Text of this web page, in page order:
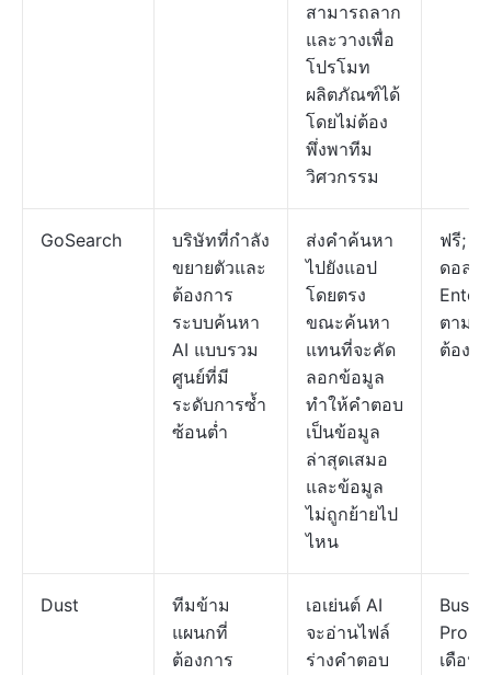
สามารถลาก
และวางเพื่อ
โปรโมท
ผลิตภัณฑ์ได้
โดยไม่ต้อง
พึ่งพาทีม
วิศวกรรม
GoSearch
บริษัทที่กำลัง
ขยายตัวและ
ต้องการ
ระบบค้นหา
AI แบบรวม
ศูนย์ที่มี
ระดับการซ้ำ
ซ้อนต่ำ
ส่งคำค้นหา
ไปยังแอป
โดยตรง
ขณะค้นหา
แทนที่จะคัด
ลอกข้อมูล
ทำให้คำตอบ
เป็นข้อมูล
ล่าสุดเสมอ
และข้อมูล
ไม่ถูกย้ายไป
ไหน
ฟรี;
ดอลล
ตามค
ต้องก
Dust
ทีมข้าม
แผนกที่
ต้องการ
เอเย่นต์ AI
จะอ่านไฟล์
ร่างคำตอบ
Pro:
เดือน;